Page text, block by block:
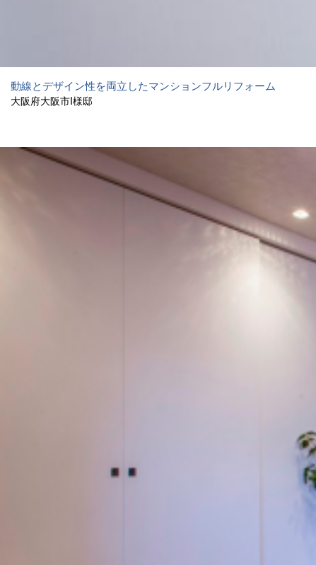
動線とデザイン性を両立したマンションフルリフォーム
大阪府大阪市I様邸